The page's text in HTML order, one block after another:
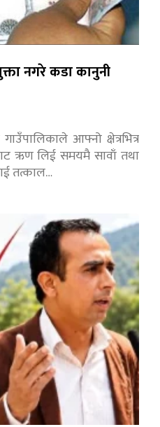
नगरे कडा कानुनी
आफ्नो क्षेत्रभित्र
ऋण लिई समयमै सावाँ तथा
तत्काल…